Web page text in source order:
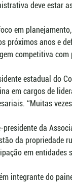
deve estar
em
próximos anos e
competitiva com
estadual do
em cargos de
“Muitas
presidente da
da propriedade
em entidades
integrante do